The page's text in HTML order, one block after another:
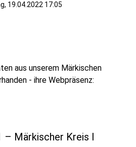
19.04.2022 17:05
aus unserem Märkischen
- ihre Webpräsenz:
– Märkischer Kreis I